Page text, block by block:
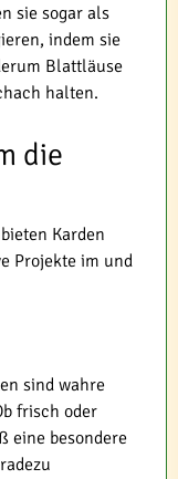
sie sogar als
indem sie
Blattläuse
halten.
die
Karden
Projekte im und
sind wahre
frisch oder
eine besondere